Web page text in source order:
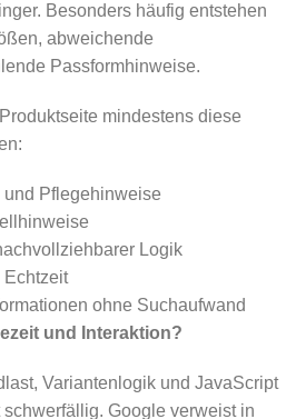
Besonders häufig entstehen
abweichende
Passformhinweise.
mindestens diese
Pflegehinweise
Logik
Echtzeit
ohne Suchaufwand
und Interaktion?
Variantenlogik und JavaScript
Google verweist in